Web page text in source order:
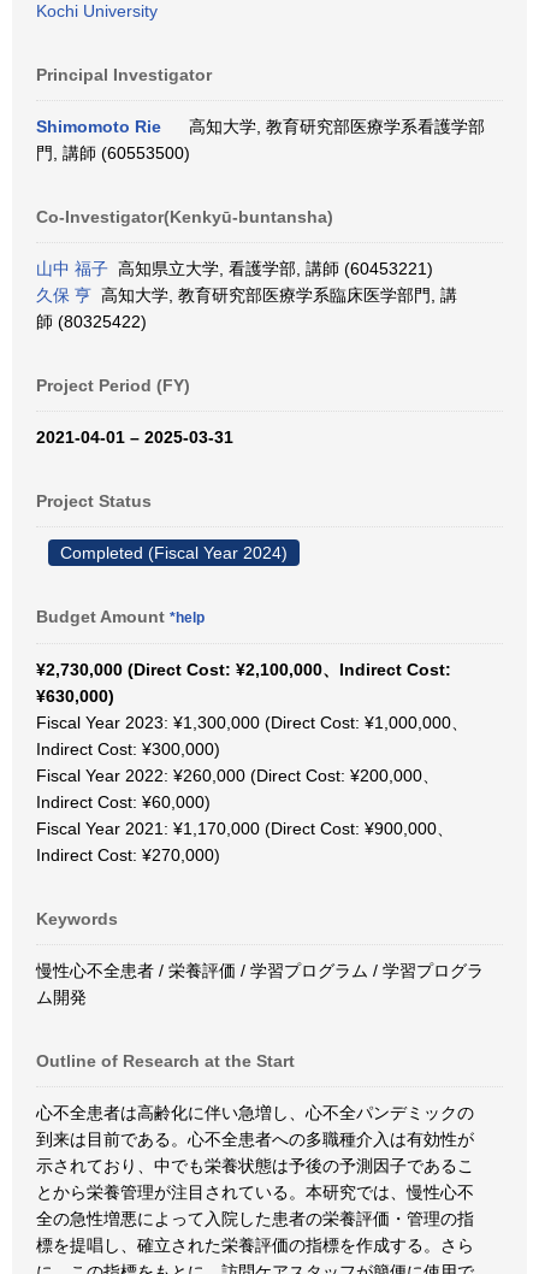
Kochi University
Principal Investigator
Shimomoto Rie
高知大学, 教育研究部医療学系看護学部
門, 講師 (60553500)
Co-Investigator(Kenkyū-buntansha)
山中 福子 高知県立大学, 看護学部, 講師 (60453221)
久保 亨 高知大学, 教育研究部医療学系臨床医学部門, 講
師 (80325422)
Project Period (FY)
2021-04-01 – 2025-03-31
Project Status
Completed (Fiscal Year 2024)
Budget Amount *help
¥2,730,000 (Direct Cost: ¥2,100,000、Indirect Cost:
¥630,000)
Fiscal Year 2023: ¥1,300,000 (Direct Cost: ¥1,000,000、
Indirect Cost: ¥300,000)
Fiscal Year 2022: ¥260,000 (Direct Cost: ¥200,000、
Indirect Cost: ¥60,000)
Fiscal Year 2021: ¥1,170,000 (Direct Cost: ¥900,000、
Indirect Cost: ¥270,000)
Keywords
慢性心不全患者 / 栄養評価 / 学習プログラム / 学習プログラ
ム開発
Outline of Research at the Start
心不全患者は高齢化に伴い急増し、心不全パンデミックの
到来は目前である。心不全患者への多職種介入は有効性が
示されており、中でも栄養状態は予後の予測因子であるこ
とから栄養管理が注目されている。本研究では、慢性心不
全の急性増悪によって入院した患者の栄養評価・管理の指
標を提唱し、確立された栄養評価の指標を作成する。さら